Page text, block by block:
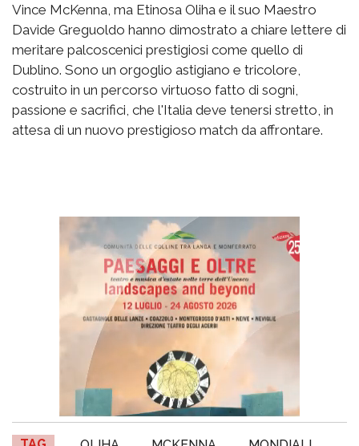
Vince McKenna, ma Etinosa Oliha e il suo Maestro
Davide Greguoldo hanno dimostrato a chiare lettere di
meritare palcoscenici prestigiosi come quello di
Dublino. Sono un orgoglio astigiano e tricolore,
costruito in un percorso virtuoso fatto di sogni,
passione e sacrifici, che l'Italia deve tenersi stretto, in
attesa di un nuovo prestigioso match da affrontare.